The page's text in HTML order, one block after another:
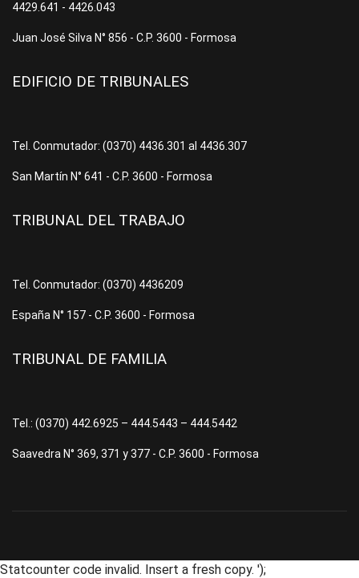
4429.641 - 4426.043
Juan José Silva N° 856 - C.P. 3600 - Formosa
EDIFICIO DE TRIBUNALES
Tel. Conmutador: (0370) 4436.301 al 4436.307
San Martín N° 641 - C.P. 3600 - Formosa
TRIBUNAL DEL TRABAJO
Tel. Conmutador: (0370) 4436209
España N° 157 - C.P. 3600 - Formosa
TRIBUNAL DE FAMILIA
Tel.: (0370) 442.6925 – 444.5443 – 444.5442
Saavedra N° 369, 371 y 377 - C.P. 3600 - Formosa
Statcounter code invalid. Insert a fresh copy. ');